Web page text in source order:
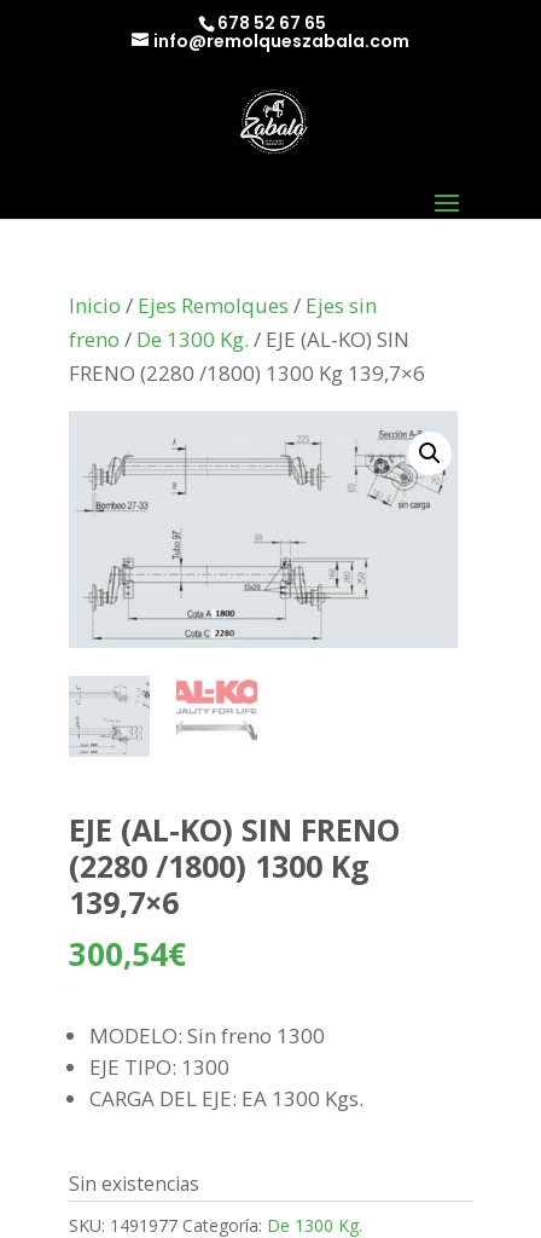
678 52 67 65
info@remolqueszabala.com
Inicio / Ejes Remolques / Ejes sin
freno / De 1300 Kg. / EJE (AL-KO) SIN
FRENO (2280 /1800) 1300 Kg 139,7×6
EJE (AL-KO) SIN FRENO
(2280 /1800) 1300 Kg
139,7×6
300,54€
MODELO: Sin freno 1300
EJE TIPO: 1300
CARGA DEL EJE: EA 1300 Kgs.
Sin existencias
SKU: 1491977 Categoría: De 1300 Kg.